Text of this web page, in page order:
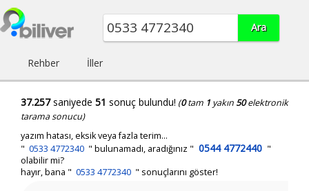
Rehber İller
37.257saniyede 51 sonuç bulundu! (0tam 1 yakın 50elektronik
tarama sonucu)
yazım hatası, eksik veya fazla terim...
" 0533 4772340 " bulunamadı, aradığınız " 0544 4772440 "
olabilir mi?
hayır, bana " 0533 4772340 " sonuçlarını göster!